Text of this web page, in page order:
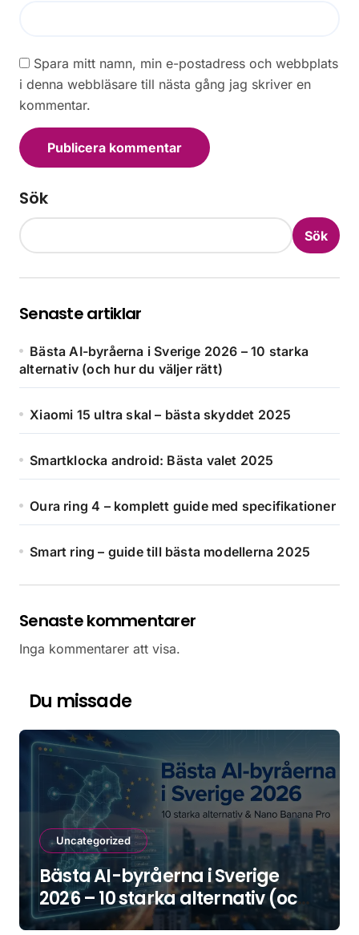
Spara mitt namn, min e-postadress och webbplats
i denna webbläsare till nästa gång jag skriver en
kommentar.
Sök
Sök
Senaste artiklar
Bästa AI-byråerna i Sverige 2026 – 10 starka
alternativ (och hur du väljer rätt)
Xiaomi 15 ultra skal – bästa skyddet 2025
Smartklocka android: Bästa valet 2025
Oura ring 4 – komplett guide med specifikationer
Smart ring – guide till bästa modellerna 2025
Senaste kommentarer
Inga kommentarer att visa.
Du missade
Uncategorized
Bästa AI-byråerna i Sverige
2026 – 10 starka alternativ (och
hur du väljer rätt)